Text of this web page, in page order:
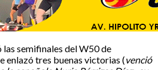
las semifinales del W50 de
enlazó tres buenas victorias (venció